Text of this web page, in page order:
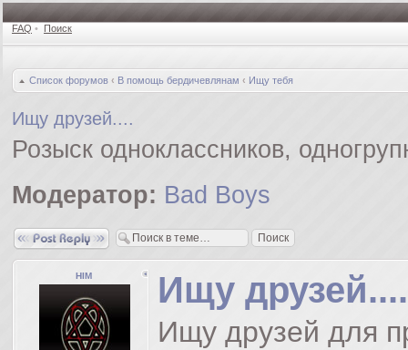
FAQ • Поиск
Список форумов ‹ В помощь бердичевлянам ‹ Ищу тебя
Ищу друзей....
Розыск одноклассников,
Модератор: Bad Boys
Ответить
HIM Ищу друзей....
Ищу друзей для